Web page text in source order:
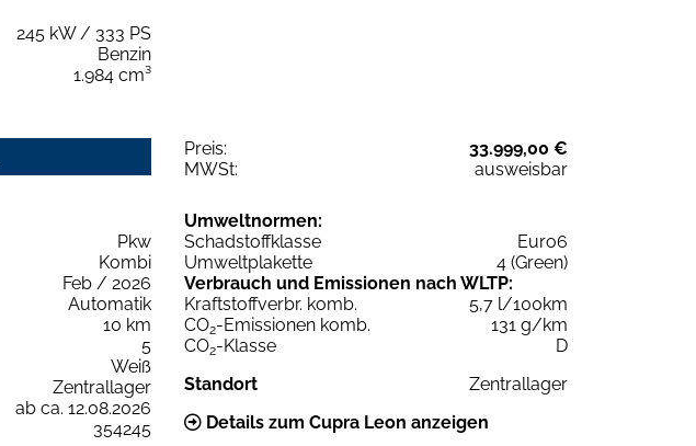
245 kW / 333 PS
Benzin
1.984 cm³
Preis:
33.999,00 €
MWSt:
ausweisbar
Pkw
Kombi
Feb / 2026
Automatik
10 km
5
Weiß
Zentrallager
ab ca. 12.08.2026
354245
Umweltnormen:
Schadstoffklasse
Euro6
Umweltplakette
4 (Green)
Verbrauch und Emissionen nach WLTP:
Kraftstoffverbr. komb.
5,7 l/100km
CO2-Emissionen komb.
131 g/km
CO2-Klasse
D
Standort
Zentrallager
Details zum Cupra Leon anzeigen